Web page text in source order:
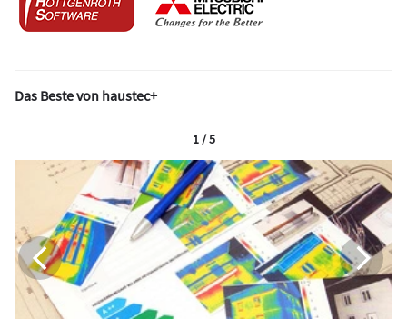
Das Beste von haustec+
1 / 5